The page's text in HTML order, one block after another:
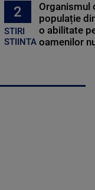
2
STIRI
STIINTA
Organismul
populație
o abilitate
oamenilor